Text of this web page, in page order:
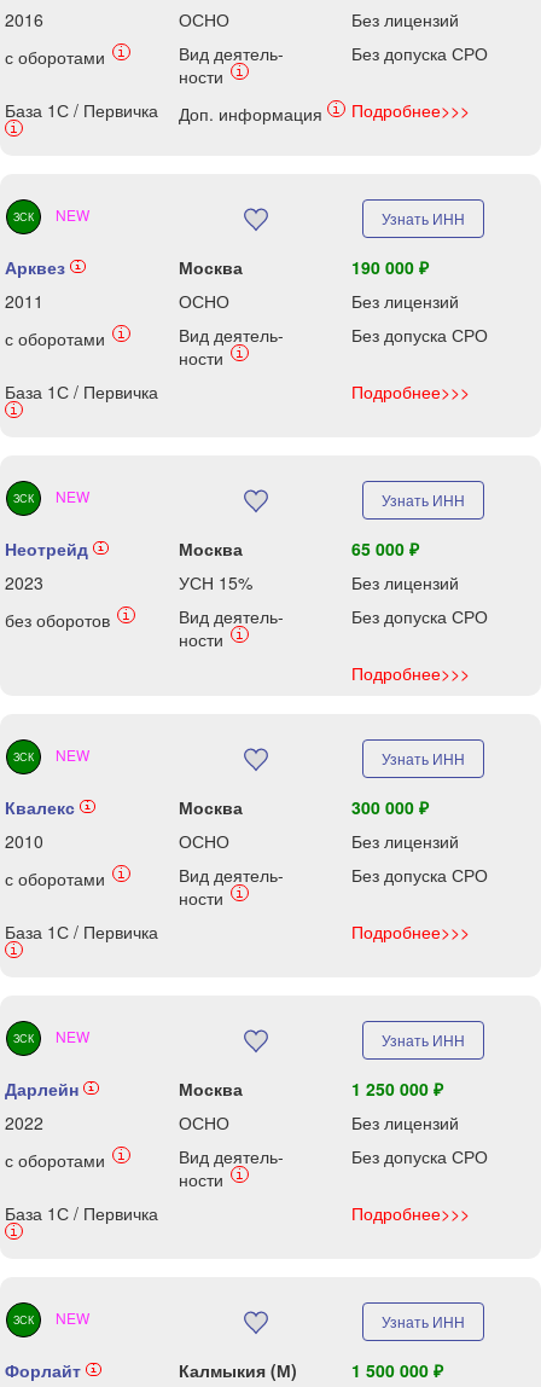
2016
ОСНО
Без лицензий
с оборотами
i
Вид деятель-
ности
i
Без допуска СРО
База 1С / Первичка
i
Доп. информация i Подробнее>>>
ЗСК NEW Узнать ИНН
Арквез i Москва
190 000 ₽
2011
ОСНО
Без лицензий
с оборотами
i
Вид деятель-
ности
i
Без допуска СРО
База 1С / Первичка
i
Подробнее>>>
ЗСК NEW Узнать ИНН
Неотрейд i Москва
65 000 ₽
2023
УСН 15%
Без лицензий
без оборотов
i
Вид деятель-
ности
i
Без допуска СРО
Подробнее>>>
ЗСК NEW Узнать ИНН
Квалекс i Москва
300 000 ₽
2010
ОСНО
Без лицензий
с оборотами
i
Вид деятель-
ности
i
Без допуска СРО
База 1С / Первичка
i
Подробнее>>>
ЗСК NEW Узнать ИНН
Дарлейн i Москва
1 250 000 ₽
2022
ОСНО
Без лицензий
с оборотами
i
Вид деятель-
ности
i
Без допуска СРО
База 1С / Первичка
i
Подробнее>>>
ЗСК NEW Узнать ИНН
Форлайт i Калмыкия (М) 1 500 000 ₽